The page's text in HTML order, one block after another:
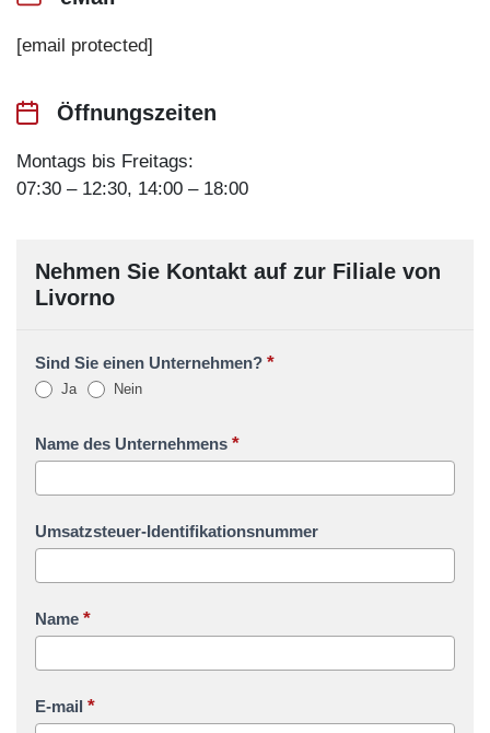
[email protected]
Öffnungszeiten
Montags bis Freitags:
07:30 – 12:30, 14:00 – 18:00
Nehmen Sie Kontakt auf zur Filiale von
Livorno
Sind Sie einen Unternehmen? *
Ja Nein
Name des Unternehmens *
Umsatzsteuer-Identifikationsnummer
Name *
E-mail *